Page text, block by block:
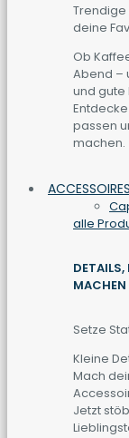
Trendige
deine
Ob
Abend –
und gute
passen
machen.
ACCESSOIRES
alle
DETAILS,
MACHEN
Setze
Kleine
Mach
Jetzt